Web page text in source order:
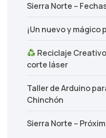
Sierra Norte –
¡Un nuevo y
Reciclaje
corte láser
Taller de Arduino
Chinchón
Sierra Norte –